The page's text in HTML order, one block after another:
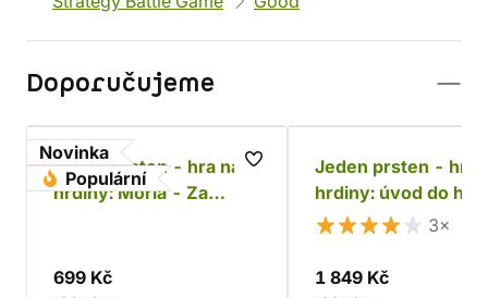
Doporučujeme
Novinka
Populární
Jeden prsten - hra na
hrdiny: Moria - Za
699 Kč
Jeden prsten - hra
hrdiny: úvod do hry
základní příručka
3×
1 849 Kč